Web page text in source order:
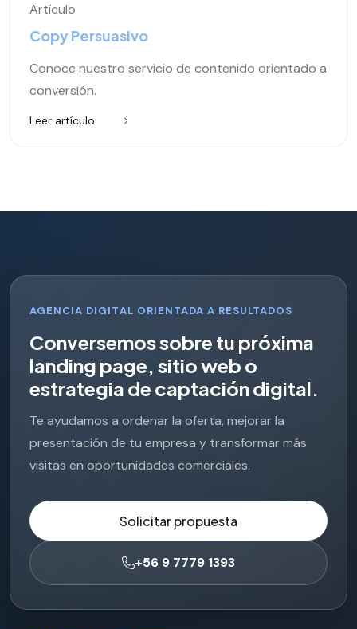
Artículo
Copy Persuasivo
Conoce nuestro servicio de contenido orientado a
conversión.
Leer artículo
AGENCIA DIGITAL ORIENTADA A RESULTADOS
Conversemossobre tu próxima
landing page, sitioweb o
estrategia de captacióndigital.
Te ayudamos a ordenar la oferta, mejorar la
presentación de tu empresa y transformar más
visitas en oportunidades comerciales.
Solicitar propuesta
+56 9 7779 1393